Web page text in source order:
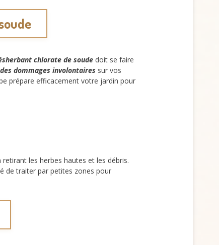
chlorate de soude doit se faire
des dommages involontaires sur vos
prépare efficacement votre jardin pour
retirant les herbes hautes et les débris.
de traiter par petites zones pour